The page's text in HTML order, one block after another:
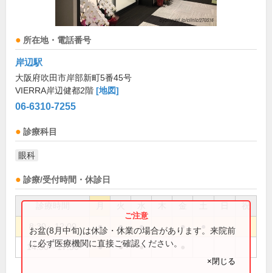
所在地・電話番号
岸辺駅
大阪府吹田市岸部新町5番45号
VIERRA岸辺健都2階 [地図]
06-6310-7255
診療科目
眼科
診療/受付時間・休診日
祝
8:30～12:00 ● ● ● ●
14:30～17:30 ● ● ●
お盆(8月中旬)は休診・休業の場合があります。来院前
に必ず医療機関に直接ご確認ください。
×閉じる